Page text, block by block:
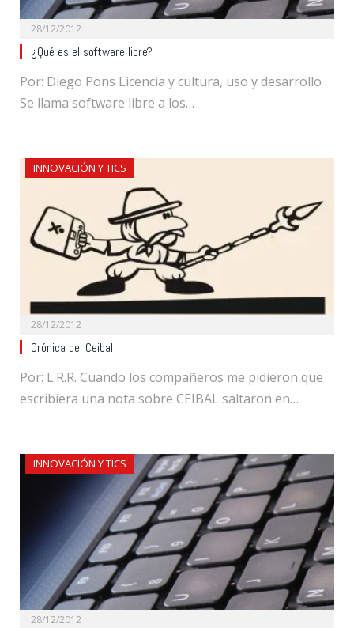
28/12/2012
¿Qué es el software libre?
Por: Diego Pons Licencia y cultura, uso y desarrollo
Se llama software libre a los…
INNOVACIÓN Y TICS
28/12/2012
Crónica del Ceibal
Por: L.R.R. Cuando los compañeros me pidieron que
escribiera una nota sobre CEIBAL saltaron en…
INNOVACIÓN Y TICS
28/12/2012